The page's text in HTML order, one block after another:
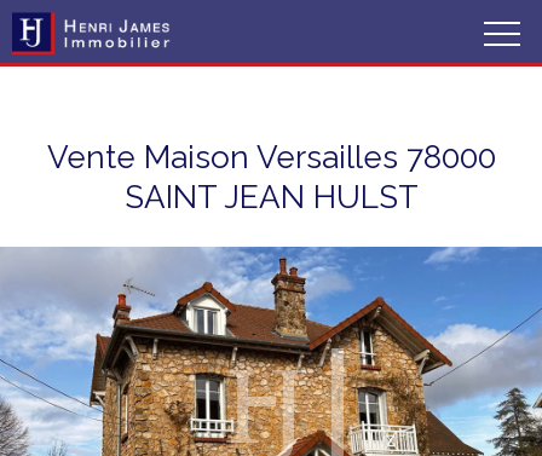
Vente Maison Versailles 78000
SAINT JEAN HULST